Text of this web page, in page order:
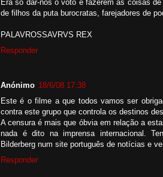
Era só dar-nos o voto e fazerem as coisas
de filhos da puta burocratas, farejadores de
PALAVROSSAVRVS REX
Responder
Anónimo 18/6/08 17:38
Este é o filme a que todos vamos ser
contra este grupo que controla os destinos
A censura é mais que óbvia em relação a
nada é dito na imprensa internacional.
Bilderberg num site português de notícias e
Responder